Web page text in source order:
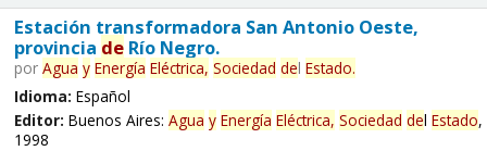
Estación transformadora San Antonio Oeste,
provincia deRío Negro.
por Agua y Energía Eléctrica, Sociedad del Estado.
Idioma: Español
Editor: Buenos Aires: Agua y Energía Eléctrica, Sociedad del Estado,
1998